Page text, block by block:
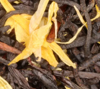
Impressum
Liste de prix
Multilinguisme